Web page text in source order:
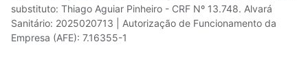
substituto: Thiago Aguiar Pinheiro - CRF Nº 13.748. Alvará
Sanitário: 2025020713 | Autorização de Funcionamento da
Empresa (AFE): 7.16355-1